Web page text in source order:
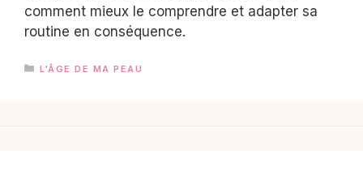
comment mieux le comprendre et adapter sa
routine en conséquence.
CATÉGORIES
L'ÂGE DE MA PEAU